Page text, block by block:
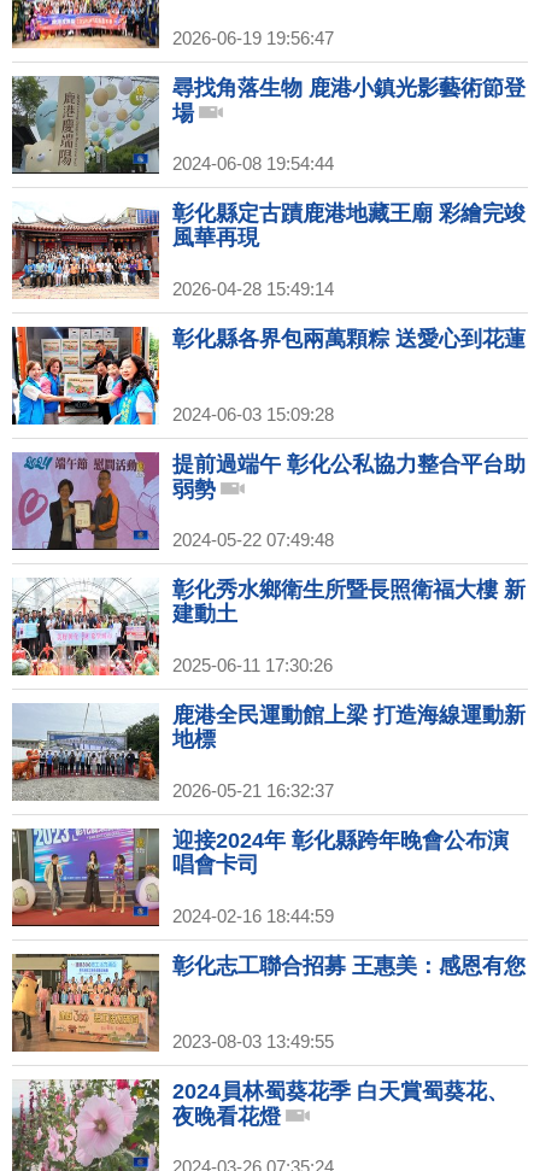
2026-06-19 19:56:47
尋找角落生物 鹿港小鎮光影藝術節登
場
2024-06-08 19:54:44
彰化縣定古蹟鹿港地藏王廟 彩繪完竣
風華再現
2026-04-28 15:49:14
彰化縣各界包兩萬顆粽 送愛心到花蓮
2024-06-03 15:09:28
提前過端午 彰化公私協力整合平台助
弱勢
2024-05-22 07:49:48
彰化秀水鄉衛生所暨長照衛福大樓 新
建動土
2025-06-11 17:30:26
鹿港全民運動館上梁 打造海線運動新
地標
2026-05-21 16:32:37
迎接2024年 彰化縣跨年晚會公布演
唱會卡司
2024-02-16 18:44:59
彰化志工聯合招募 王惠美：感恩有您
2023-08-03 13:49:55
2024員林蜀葵花季 白天賞蜀葵花、
夜晚看花燈
2024-03-26 07:35:24